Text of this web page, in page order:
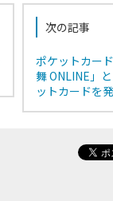
次の記事
ポケットカー
舞 ONLINE」
ットカードを